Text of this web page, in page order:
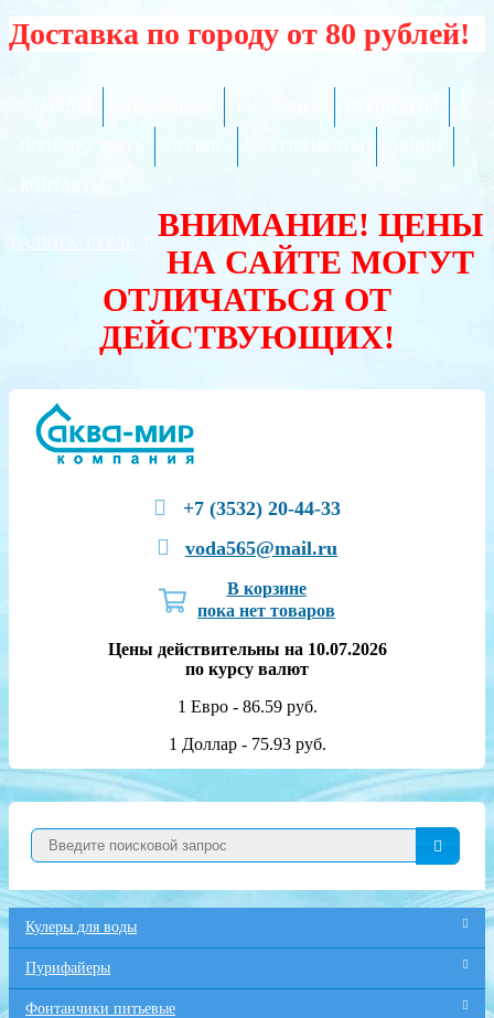
Доставка по городу от 80 рублей!
ВАЛЮТА:
ВНИМАНИЕ! ЦЕНЫ
НА САЙТЕ МОГУТ
ОТЛИЧАТЬСЯ ОТ
ДЕЙСТВУЮЩИХ!
+7 (3532) 20-44-33
voda565@mail.ru
В корзине
пока нет товаров
Цены действительны на 10.07.2026
по курсу валют
1 Евро - 86.59 руб.
1 Доллар - 75.93 руб.
Кулеры для воды
Пурифайеры
Фонтанчики питьевые